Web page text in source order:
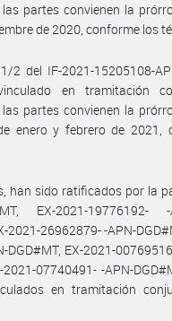
las partes convienen la
de 2020, conforme los
2 del IF-2021-15205108-
vinculado en tramitación
las partes convienen la
enero y febrero de 2021,
han sido ratificados por la
EX-2021-19776192- -
2021-26962879- -APN-
EX-2021-
07740491- -APN-
en tramitación